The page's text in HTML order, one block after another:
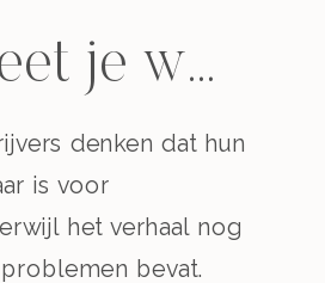
Hoe weet je welke hulp je nodig hebt als schrijver?
denken dat hun
is voor
het verhaal nog
bevat.